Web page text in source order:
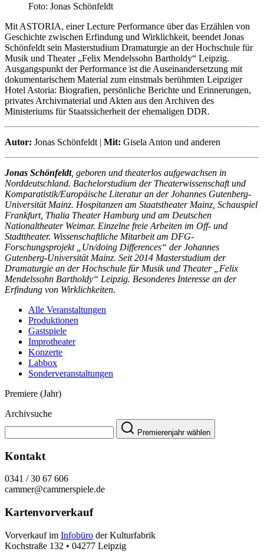
Foto: Jonas Schönfeldt
Mit ASTORIA, einer Lecture Performance über das Erzählen von
Geschichte zwischen Erfindung und Wirklichkeit, beendet Jonas
Schönfeldt sein Masterstudium Dramaturgie an der Hochschule für
Musik und Theater „Felix Mendelssohn Bartholdy“ Leipzig.
Ausgangspunkt der Performance ist die Auseinandersetzung mit
dokumentarischem Material zum einstmals berühmten Leipziger
Hotel Astoria: Biografien, persönliche Berichte und Erinnerungen,
privates Archivmaterial und Akten aus den Archiven des
Ministeriums für Staatssicherheit der ehemaligen DDR.
Autor: Jonas Schönfeldt | Mit: Gisela Anton und anderen
Jonas Schönfeldt, geboren und theaterlos aufgewachsen in
Norddeutschland. Bachelorstudium der Theaterwissenschaft und
Komparatistik/Europäische Literatur an der Johannes Gutenberg-
Universität Mainz. Hospitanzen am Staatstheater Mainz, Schauspiel
Frankfurt, Thalia Theater Hamburg und am Deutschen
Nationaltheater Weimar. Einzelne freie Arbeiten im Off- und
Stadttheater. Wissenschaftliche Mitarbeit am DFG-
Forschungsprojekt „Un/doing Differences“ der Johannes
Gutenberg-Universität Mainz. Seit 2014 Masterstudium der
Dramaturgie an der Hochschule für Musik und Theater „Felix
Mendelssohn Bartholdy“ Leipzig. Besonderes Interesse an der
Erfindung von Wirklichkeiten.
Alle Veranstaltungen
Produktionen
Gastspiele
Improtheater
Konzerte
Labbox
Sonderveranstaltungen
Premiere (Jahr)
Archivsuche
Premierenjahr wählen
Kontakt
0341 / 30 67 606
cammer@cammerspiele.de
Kartenvorverkauf
Vorverkauf im Infobüro der Kulturfabrik
Kochstraße 132 • 04277 Leipzig